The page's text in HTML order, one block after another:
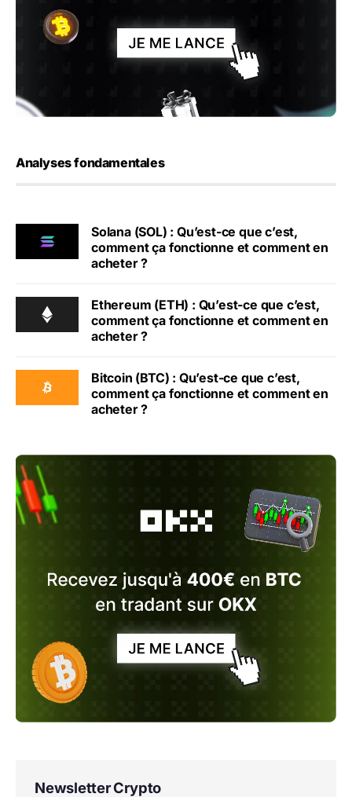
Analyses fondamentales
Solana (SOL) : Qu’est-ce que c’est,
comment ça fonctionne et comment en
acheter ?
Ethereum (ETH) : Qu’est-ce que c’est,
comment ça fonctionne et comment en
acheter ?
Bitcoin (BTC) : Qu’est-ce que c’est,
comment ça fonctionne et comment en
acheter ?
Newsletter Crypto